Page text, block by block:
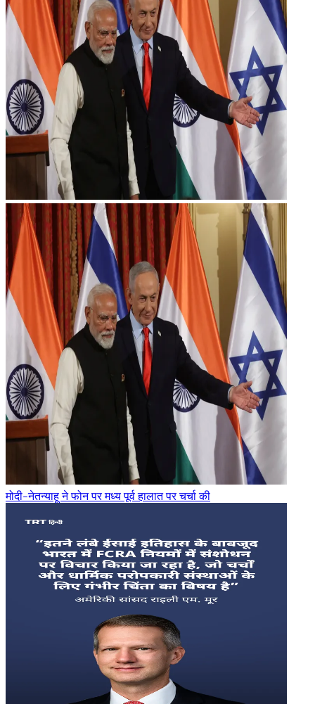
मोदी-नेतन्याहू ने फोन पर मध्य पूर्व हालात पर चर्चा की